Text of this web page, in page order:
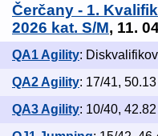
Čerčany - 1.
2026 kat. S/M, 11.
QA1 Agility:
QA2 Agility: 17/41,
QA3 Agility: 10/40,